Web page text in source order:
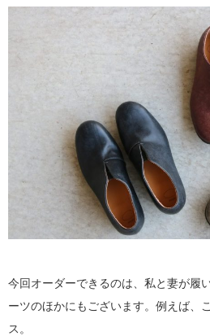
今回オーダーできるのは、私と妻が履
ーツのほかにもございます。例えば、
ス。